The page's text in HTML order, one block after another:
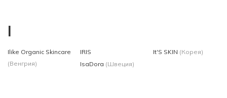
I
Ilike Organic Skincare
(Венгрия)
IRIS
IsaDora (Швеция)
It'S SKIN (Корея)